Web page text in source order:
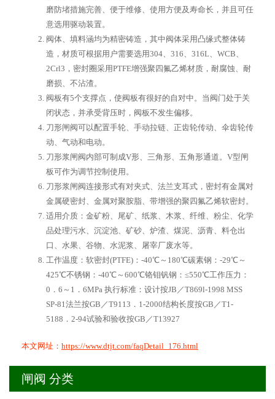
磨防堵措施完善、便于维修、使用方便及寿命长，并且可任
意选用驱动装置。
阀体、填料涵均为精密铸造，其中阀体采用凸缘式整体铸
造，材质可根据用户需要选用304、316、316L、WCB、
2Crl3，密封圈采用PTFE增强聚四氟乙烯材质，耐腐蚀、耐
磨损、不沾渣。
阀板有5个支撑点，使阀板有很好的自对中。当阀门处于关
闭状态，并承受背压时，阀板不发生偏移。
刀形闸阀可以配置手轮、手动拉链、正齿轮传动、伞齿轮传
动、气动和电动。
刀形浆闸阀内部可制成V形、三角形、五角形通道。V型闸
板可作为调节控制使用。
刀形浆闸阀连接形式有对夹式、法兰支耳式，密封有金属对
金属硬密封、金属对聚胺脂、带增强的聚四氟乙烯软密封。
适用介质：金矿粉、尾矿、纸浆、木浆、纤维、粉尘、化学
品处理污水、沉淀池、矿砂、炉渣、煤泥、沥青、料仓出
口、水果、谷物、水泥浆、屠宰厂废水等。
工作温度：软密封(PTFE)：-40℃～180℃碳素钢：-29℃～
425℃不锈钢：-40℃～600℃铬钼钒钢：≤550℃工作压力：
0．6～1．6MPa 执行标准：设计按JB／T869l-1998 MSS
SP-81法兰按GB／T9113．1-2000结构长度按GB／T1-
5188．2-94试验和验收按GB／T13927
本文网址： https://www.dtjt.com/faqDetail_176.html
闸阀 分类